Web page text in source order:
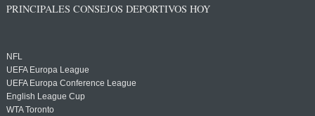
PRINCIPALES CONSEJOS DEPORTIVOS HOY
NFL
UEFA Europa League
UEFA Europa Conference League
English League Cup
WTA Toronto